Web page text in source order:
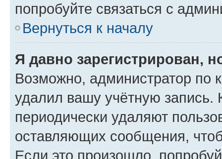
попробуйте связаться с
Вернуться к началу
Я давно зарегистрирован,
Возможно, администратор по
удалил вашу учётную запись.
периодически удаляют
оставляющих сообщения,
Если это произошло,